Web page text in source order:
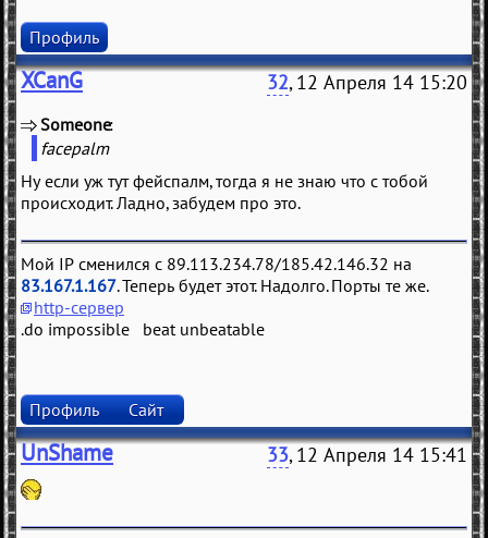
Профиль
XCanG 32, 12 Апреля 14 15:20
Someone
facepalm
Ну если уж тут фейспалм, тогда я не знаю что с тобой
происходит. Ладно, забудем про это.
Мой IP сменился с 89.113.234.78/185.42.146.32 на
83.167.1.167. Теперь будет этот. Надолго. Порты те же.
http-сервер
.do impossible beat unbeatable
Профиль Сайт
UnShame 33, 12 Апреля 14 15:41